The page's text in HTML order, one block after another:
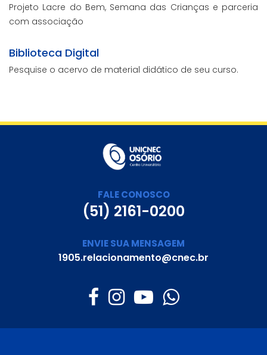
Projeto Lacre do Bem, Semana das Crianças e parceria
com associação
Biblioteca Digital
Pesquise o acervo de material didático de seu curso.
FALE CONOSCO
(51) 2161-0200
ENVIE SUA MENSAGEM
1905.relacionamento@cnec.br